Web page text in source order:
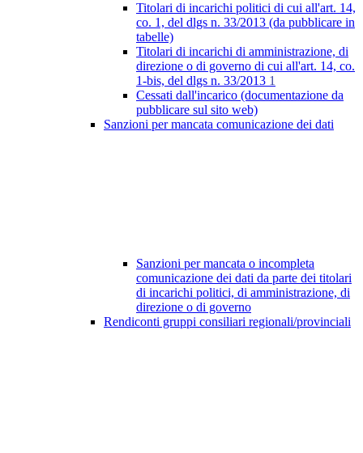
Titolari di incarichi politici di cui all'art. 14,
co. 1, del dlgs n. 33/2013 (da pubblicare in
tabelle)
Titolari di incarichi di amministrazione, di
direzione o di governo di cui all'art. 14, co.
1-bis, del dlgs n. 33/2013 1
Cessati dall'incarico (documentazione da
pubblicare sul sito web)
Sanzioni per mancata comunicazione dei dati
Sanzioni per mancata o incompleta
comunicazione dei dati da parte dei titolari
di incarichi politici, di amministrazione, di
direzione o di governo
Rendiconti gruppi consiliari regionali/provinciali